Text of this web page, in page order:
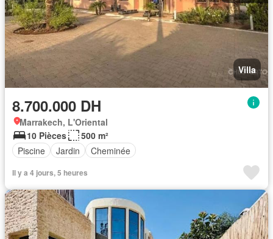
Villa
8.700.000 DH
Marrakech, L'Oriental
10 Pièces
500 m²
Piscine
Jardin Cheminée
Il y a 4 jours, 5 heures